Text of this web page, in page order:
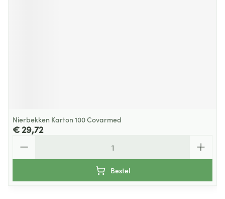
Nierbekken Karton 100 Covarmed
€ 29,72
Bestel